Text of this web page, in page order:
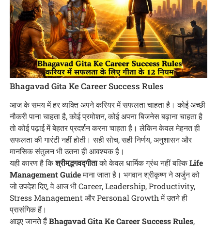
Bhagavad Gita Ke Career Success Rules
आज के समय में हर व्यक्ति अपने करियर में सफलता चाहता है। कोई अच्छी
नौकरी पाना चाहता है, कोई प्रमोशन, कोई अपना बिजनेस बढ़ाना चाहता है
तो कोई पढ़ाई में बेहतर प्रदर्शन करना चाहता है। लेकिन केवल मेहनत ही
सफलता की गारंटी नहीं होती। सही सोच, सही निर्णय, अनुशासन और
मानसिक संतुलन भी उतना ही आवश्यक है।
यही कारण है किश्रीमद्भगवद्गीताको केवल धार्मिक ग्रंथ नहीं बल्किLife
Management Guideमाना जाता है। भगवान श्रीकृष्ण ने अर्जुन को
जो उपदेश दिए, वे आज भी Career, Leadership, Productivity,
Stress Management और Personal Growth में उतने ही
प्रासंगिक हैं।
आइए जानते हैंBhagavad Gita Ke Career Success Rules,